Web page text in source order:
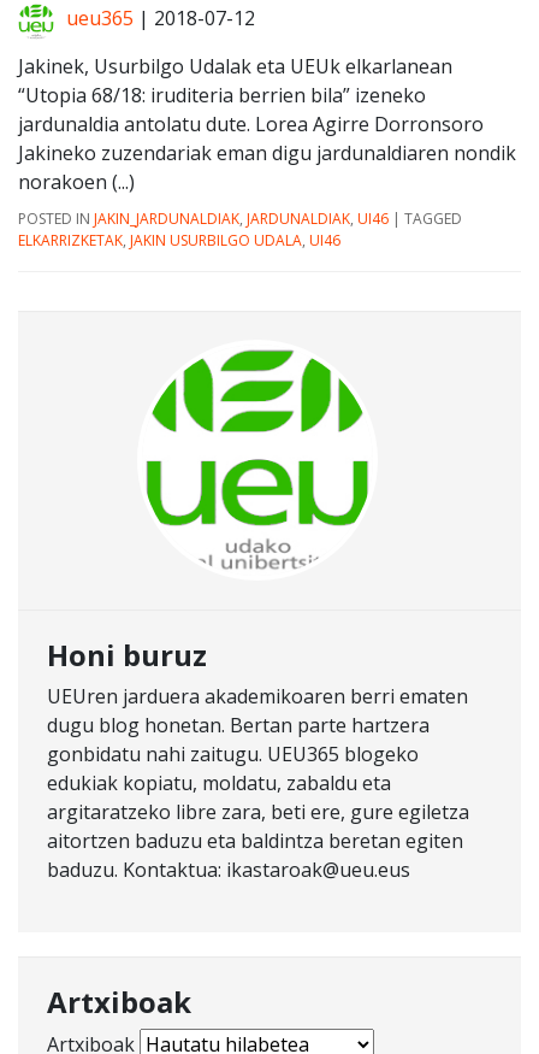
ueu365 | 2018-07-12
Jakinek, Usurbilgo Udalak eta UEUk elkarlanean
“Utopia 68/18: iruditeria berrien bila” izeneko
jardunaldia antolatu dute. Lorea Agirre Dorronsoro
Jakineko zuzendariak eman digu jardunaldiaren nondik
norakoen (...)
POSTED IN JAKIN_JARDUNALDIAK, JARDUNALDIAK, UI46 | TAGGED
ELKARRIZKETAK, JAKIN USURBILGO UDALA, UI46
Honi buruz
UEUren jarduera akademikoaren berri ematen
dugu blog honetan. Bertan parte hartzera
gonbidatu nahi zaitugu. UEU365 blogeko
edukiak kopiatu, moldatu, zabaldu eta
argitaratzeko libre zara, beti ere, gure egiletza
aitortzen baduzu eta baldintza beretan egiten
baduzu. Kontaktua: ikastaroak@ueu.eus
Artxiboak
Artxiboak